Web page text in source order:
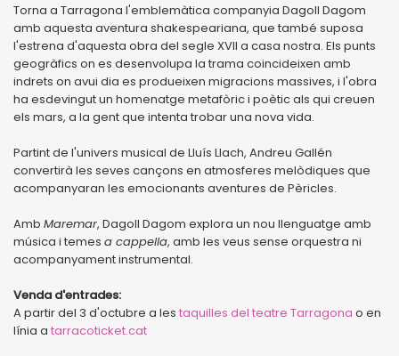
Torna a Tarragona l'emblemàtica companyia Dagoll Dagom
amb aquesta aventura shakespeariana, que també suposa
l'estrena d'aquesta obra del segle XVII a casa nostra. Els punts
geogràfics on es desenvolupa la trama coincideixen amb
indrets on avui dia es produeixen migracions massives, i l'obra
ha esdevingut un homenatge metafòric i poètic als qui creuen
els mars, a la gent que intenta trobar una nova vida.
Partint de l'univers musical de Lluís Llach, Andreu Gallén
convertirà les seves cançons en atmosferes melòdiques que
acompanyaran les emocionants aventures de Pèricles.
Amb Maremar, Dagoll Dagom explora un nou llenguatge amb
música i temes a cappella, amb les veus sense orquestra ni
acompanyament instrumental.
Venda d'entrades:
A partir del 3 d'octubre a les taquilles del teatre Tarragona o en
línia a tarracoticket.cat